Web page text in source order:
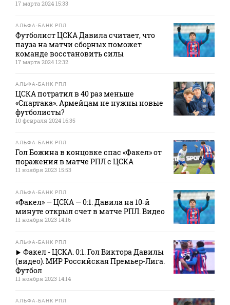
17 марта 2024 15:33
АЛЬФА-БАНК РПЛ
Футболист ЦСКА Давила считает, что
пауза на матчи сборных поможет
команде восстановить силы
17 марта 2024 12:32
АЛЬФА-БАНК РПЛ
ЦСКА потратил в 40 раз меньше
«Спартака». Армейцам не нужны новые
футболисты?
10 февраля 2024 16:35
АЛЬФА-БАНК РПЛ
Гол Божина в концовке спас «Факел» от
поражения в матче РПЛ с ЦСКА
11 ноября 2023 15:53
АЛЬФА-БАНК РПЛ
«Факел» — ЦСКА — 0:1. Давила на 10‑й
минуте открыл счет в матче РПЛ. Видео
11 ноября 2023 14:16
АЛЬФА-БАНК РПЛ
Факел - ЦСКА. 0:1. Гол Виктора Давилы
(видео). МИР Российская Премьер-Лига.
Футбол
11 ноября 2023 14:14
АЛЬФА-БАНК РПЛ